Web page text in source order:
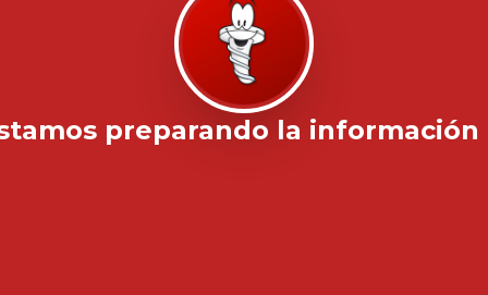
preparando la información